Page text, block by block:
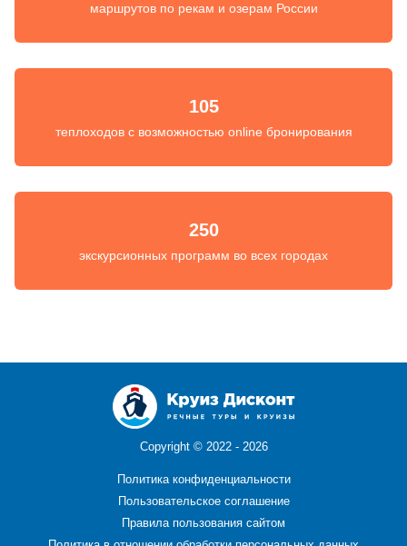
маршрутов по рекам и озерам России
105
теплоходов с возможностью online бронирования
250
экскурсионных программ во всех городах
Copyright © 2022 - 2026
Политика конфиденциальности
Пользовательское соглашение
Правила пользования сайтом